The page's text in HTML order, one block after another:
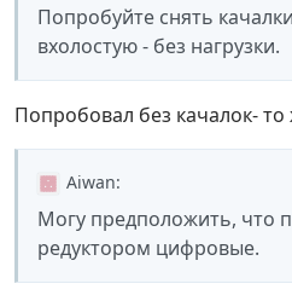
Попробуйте снять
вхолостую - без нагрузки.
Попробовал без качалок-
Aiwan:
Могу предположить, что
редуктором цифровые.